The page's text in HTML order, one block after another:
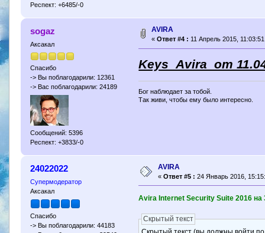
Респект: +6485/-0
sogaz
Аксакал
Спасибо
-> Вы поблагодарили: 12361
-> Вас поблагодарили: 24189
Сообщений: 5396
Респект: +3833/-0
AVIRA
« Ответ #4 : 11 Апрель 2015,
Keys_Avira от
Бог наблюдает за тобой.
Так живи, чтобы ему было интересно.
24022022
Супермодератор
Аксакал
Спасибо
-> Вы поблагодарили: 44183
AVIRA
« Ответ #5 : 24 Январь 2016,
Avira Internet Security Suite 2016
Скрытый текст